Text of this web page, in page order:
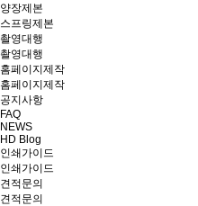
양장제본
스프링제본
촬영대행
촬영대행
홈페이지제작
홈페이지제작
공지사항
FAQ
NEWS
HD Blog
인쇄가이드
인쇄가이드
견적문의
견적문의